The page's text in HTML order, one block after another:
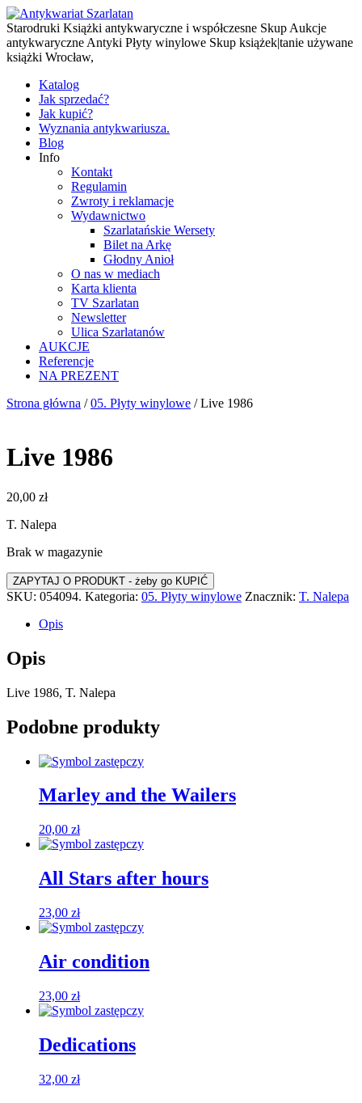
Starodruki Książki antykwaryczne i współczesne Skup Aukcje
antykwaryczne Antyki Płyty winylowe Skup książek|tanie używane
książki Wrocław,
Katalog
Jak sprzedać?
Jak kupić?
Wyznania antykwariusza.
Blog
Info
Kontakt
Regulamin
Zwroty i reklamacje
Wydawnictwo
Szarlatańskie Wersety
Bilet na Arkę
Głodny Anioł
O nas w mediach
Karta klienta
TV Szarlatan
Newsletter
Ulica Szarlatanów
AUKCJE
Referencje
NA PREZENT
Strona główna /05. Płyty winylowe / Live 1986
Live 1986
20,00 zł
T. Nalepa
Brak w magazynie
SKU: 054094. Kategoria: 05. Płyty winylowe Znacznik: T. Nalepa
Opis
Opis
Live 1986, T. Nalepa
Podobne produkty
Marley and the Wailers
20,00 zł
All Stars after hours
23,00 zł
Air condition
23,00 zł
Dedications
32,00 zł